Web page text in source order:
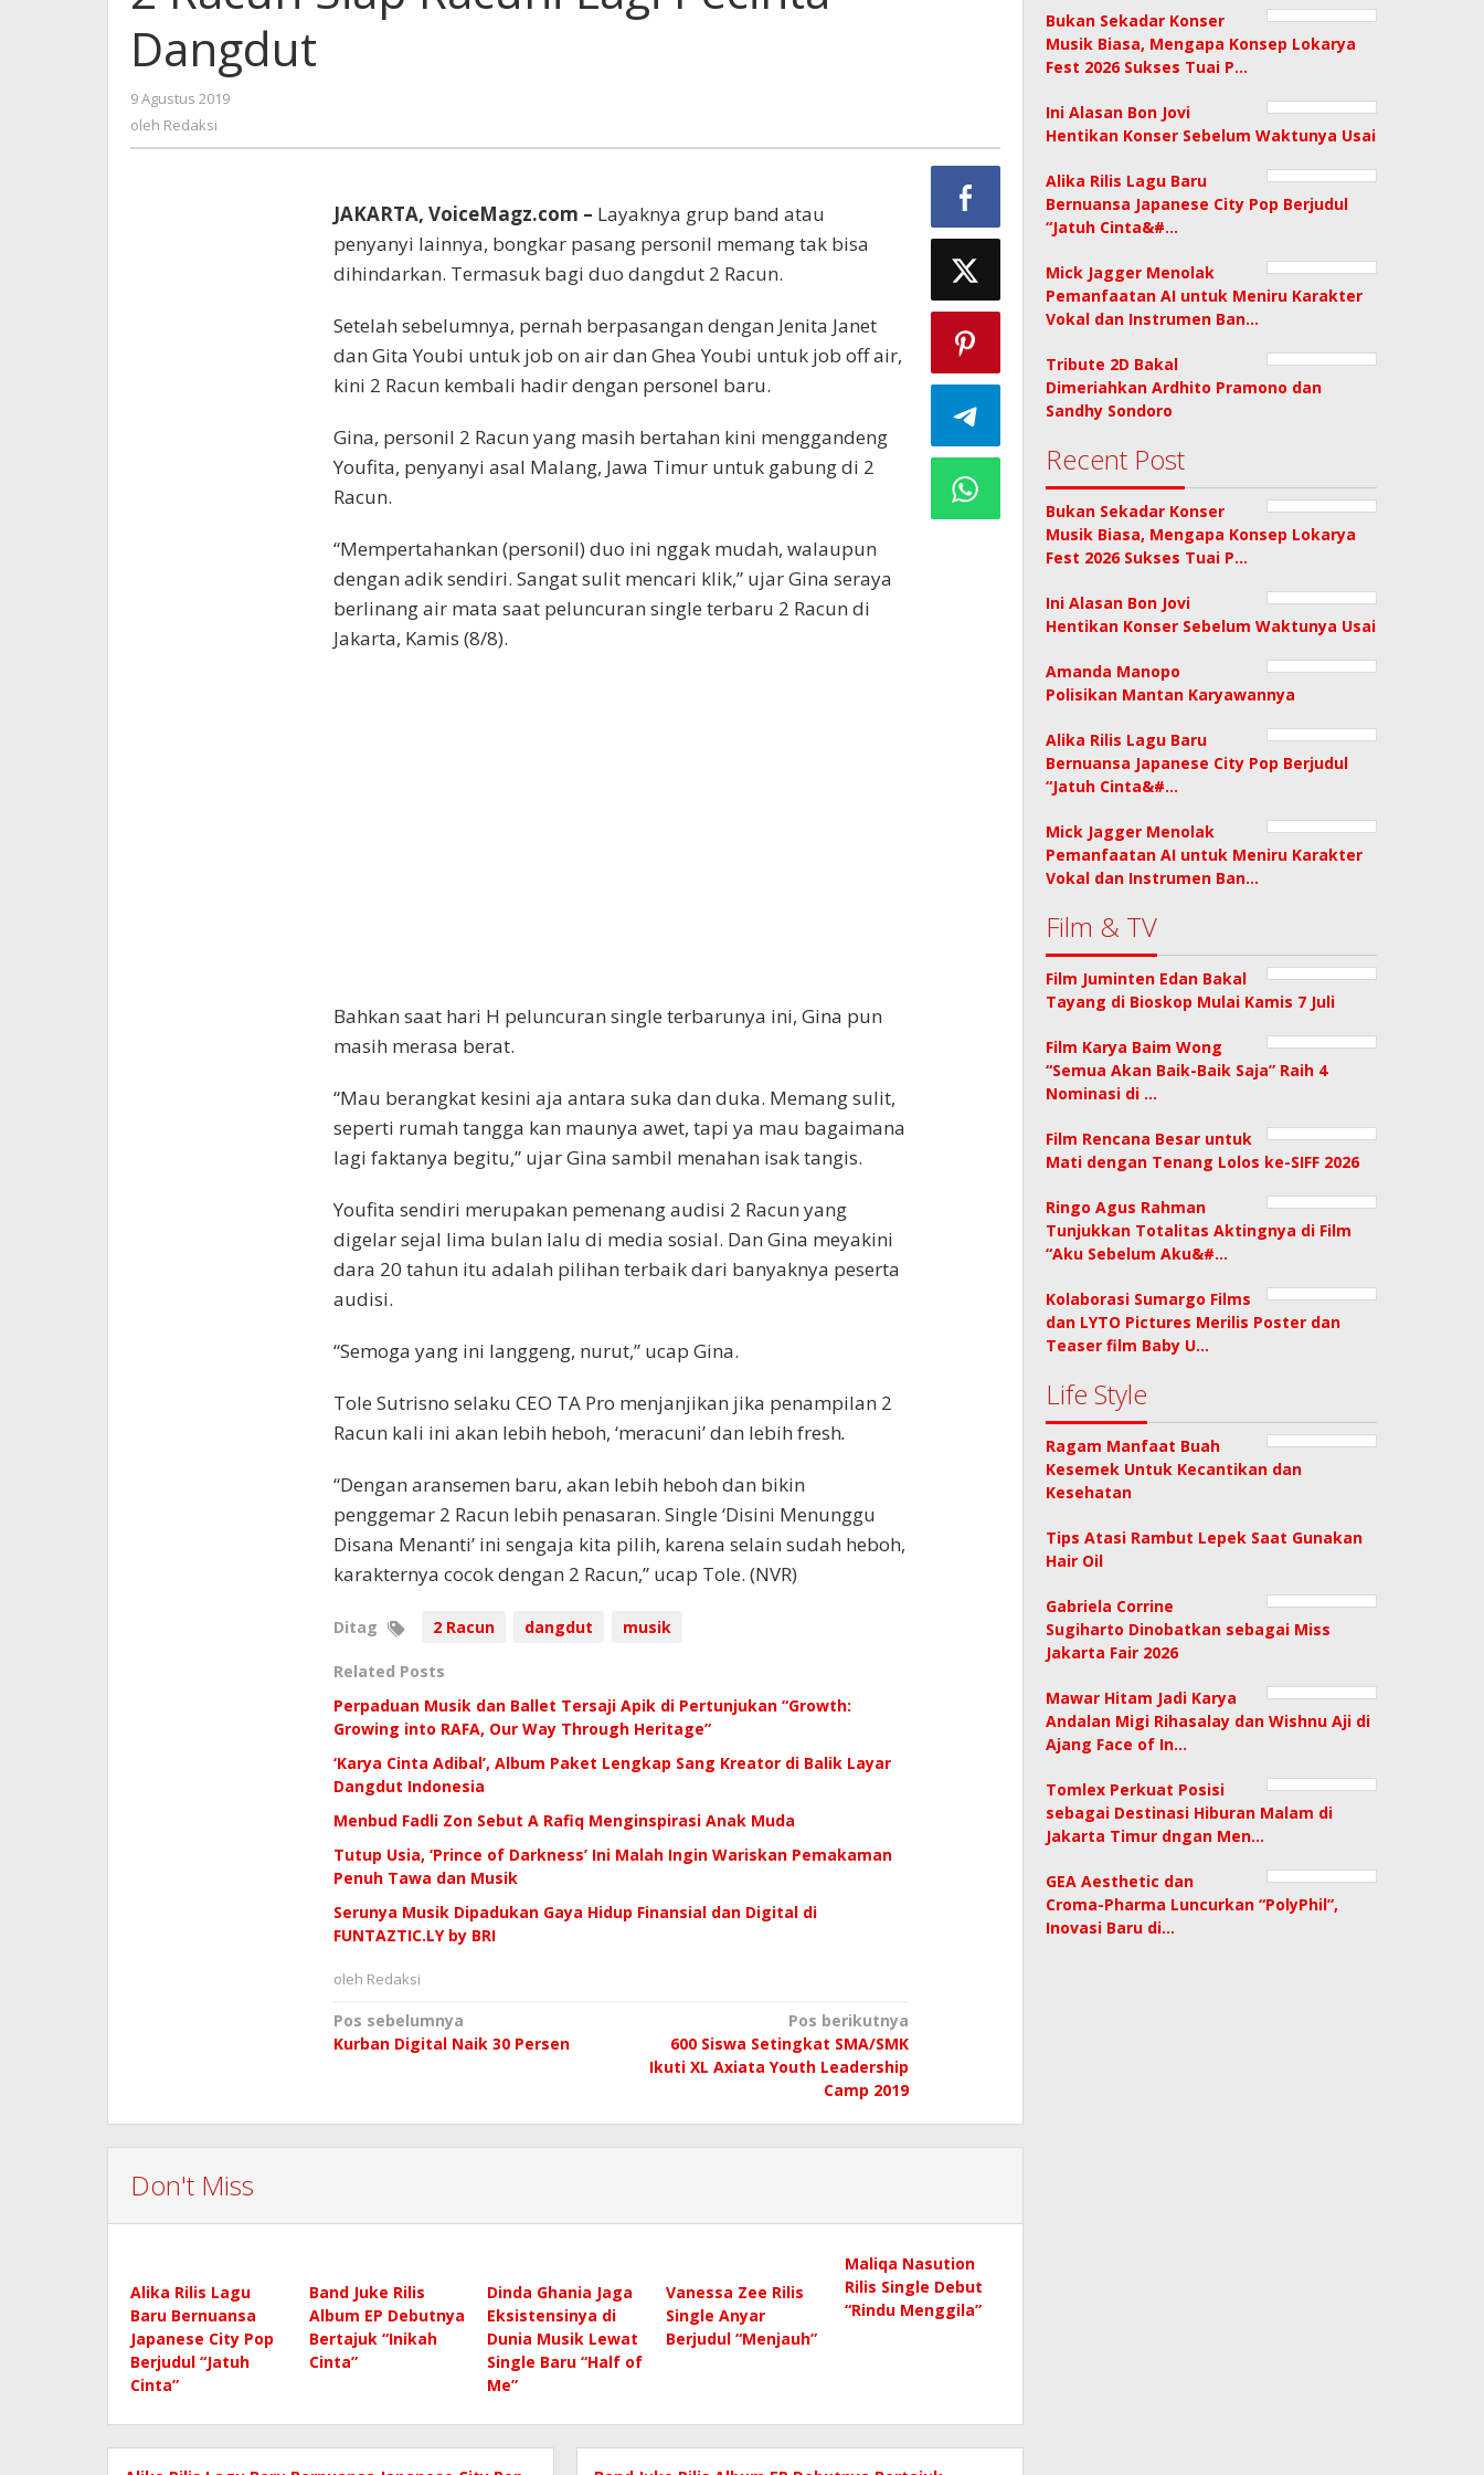
Lagi
Dangdut
9 Agustus 2019
oleh Redaksi
JAKARTA, VoiceMagz.com – Layaknya grup band atau
penyanyi lainnya, bongkar pasang personil memang tak bisa
dihindarkan. Termasuk bagi duo dangdut 2 Racun.
Setelah sebelumnya, pernah berpasangan dengan Jenita Janet
dan Gita Youbi untuk job on air dan Ghea Youbi untuk job off air,
kini 2 Racun kembali hadir dengan personel baru.
Gina, personil 2 Racun yang masih bertahan kini menggandeng
Youfita, penyanyi asal Malang, Jawa Timur untuk gabung di 2
Racun.
“Mempertahankan (personil) duo ini nggak mudah, walaupun
dengan adik sendiri. Sangat sulit mencari klik,” ujar Gina seraya
berlinang air mata saat peluncuran single terbaru 2 Racun di
Jakarta, Kamis (8/8).
Bahkan saat hari H peluncuran single terbarunya ini, Gina pun
masih merasa berat.
“Mau berangkat kesini aja antara suka dan duka. Memang sulit,
seperti rumah tangga kan maunya awet, tapi ya mau bagaimana
lagi faktanya begitu,” ujar Gina sambil menahan isak tangis.
Youfita sendiri merupakan pemenang audisi 2 Racun yang
digelar sejal lima bulan lalu di media sosial. Dan Gina meyakini
dara 20 tahun itu adalah pilihan terbaik dari banyaknya peserta
audisi.
“Semoga yang ini langgeng, nurut,” ucap Gina.
Tole Sutrisno selaku CEO TA Pro menjanjikan jika penampilan 2
Racun kali ini akan lebih heboh, ‘meracuni’ dan lebih fresh.
“Dengan aransemen baru, akan lebih heboh dan bikin
penggemar 2 Racun lebih penasaran. Single ‘Disini Menunggu
Disana Menanti’ ini sengaja kita pilih, karena selain sudah heboh,
karakternya cocok dengan 2 Racun,” ucap Tole. (NVR)
Ditag 2 Racun dangdut musik
Related Posts
Perpaduan Musik dan Ballet Tersaji Apik di Pertunjukan “Growth:
Growing into RAFA, Our Way Through Heritage”
‘Karya Cinta Adibal’, Album Paket Lengkap Sang Kreator di Balik Layar
Dangdut Indonesia
Menbud Fadli Zon Sebut A Rafiq Menginspirasi Anak Muda
Tutup Usia, ‘Prince of Darkness’ Ini Malah Ingin Wariskan Pemakaman
Penuh Tawa dan Musik
Serunya Musik Dipadukan Gaya Hidup Finansial dan Digital di
FUNTAZTIC.LY by BRI
oleh Redaksi
Navigasi
pos
Pos sebelumnya
Kurban Digital Naik 30 Persen
Pos berikutnya
600 Siswa Setingkat SMA/SMK
Ikuti XL Axiata Youth Leadership
Camp 2019
Don't Miss
Alika Rilis Lagu
Baru Bernuansa
Japanese City Pop
Berjudul “Jatuh
Cinta”
Band Juke Rilis
Album EP Debutnya
Bertajuk “Inikah
Cinta”
Dinda Ghania Jaga
Eksistensinya di
Dunia Musik Lewat
Single Baru “Half of
Me”
Vanessa Zee Rilis
Single Anyar
Berjudul “Menjauh”
Maliqa Nasution
Rilis Single Debut
“Rindu Menggila”
Bukan Sekadar Konser
Musik Biasa, Mengapa Konsep Lokarya
Fest 2026 Sukses Tuai P…
Ini Alasan Bon Jovi
Hentikan Konser Sebelum Waktunya Usai
Alika Rilis Lagu Baru
Bernuansa Japanese City Pop Berjudul
“Jatuh Cinta&#…
Mick Jagger Menolak
Pemanfaatan AI untuk Meniru Karakter
Vokal dan Instrumen Ban…
Tribute 2D Bakal
Dimeriahkan Ardhito Pramono dan
Sandhy Sondoro
Recent Post
Bukan Sekadar Konser
Musik Biasa, Mengapa Konsep Lokarya
Fest 2026 Sukses Tuai P…
Ini Alasan Bon Jovi
Hentikan Konser Sebelum Waktunya Usai
Amanda Manopo
Polisikan Mantan Karyawannya
Alika Rilis Lagu Baru
Bernuansa Japanese City Pop Berjudul
“Jatuh Cinta&#…
Mick Jagger Menolak
Pemanfaatan AI untuk Meniru Karakter
Vokal dan Instrumen Ban…
Film & TV
Film Juminten Edan Bakal
Tayang di Bioskop Mulai Kamis 7 Juli
Film Karya Baim Wong
“Semua Akan Baik-Baik Saja” Raih 4
Nominasi di …
Film Rencana Besar untuk
Mati dengan Tenang Lolos ke-SIFF 2026
Ringo Agus Rahman
Tunjukkan Totalitas Aktingnya di Film
“Aku Sebelum Aku&#…
Kolaborasi Sumargo Films
dan LYTO Pictures Merilis Poster dan
Teaser film Baby U…
Life Style
Ragam Manfaat Buah
Kesemek Untuk Kecantikan dan
Kesehatan
Tips Atasi Rambut Lepek Saat Gunakan
Hair Oil
Gabriela Corrine
Sugiharto Dinobatkan sebagai Miss
Jakarta Fair 2026
Mawar Hitam Jadi Karya
Andalan Migi Rihasalay dan Wishnu Aji di
Ajang Face of In…
Tomlex Perkuat Posisi
sebagai Destinasi Hiburan Malam di
Jakarta Timur dngan Men…
GEA Aesthetic dan
Croma-Pharma Luncurkan “PolyPhil”,
Inovasi Baru di…